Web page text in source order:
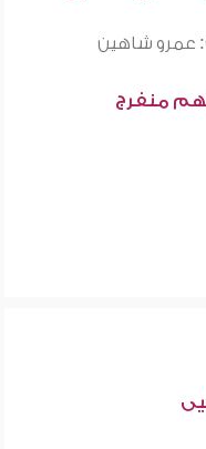
عمرو شاهين
منفرج